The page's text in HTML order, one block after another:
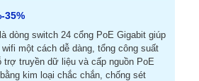
35%
dòng switch 24 cổng PoE Gigabit giúp
một cách dễ dàng, tổng công suất
trợ truyền dữ liệu và cấp nguồn PoE
kim loại chắc chắn, chống sét